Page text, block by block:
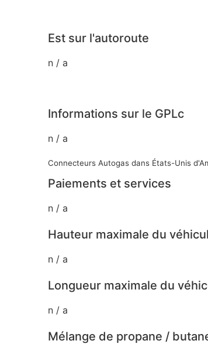
Est sur l'autoroute
n / a
Informations sur le GPLc
n / a
Connecteurs Autogas dans États-Unis
Paiements et services
n / a
Hauteur maximale du
n / a
Longueur maximale du
n / a
Mélange de propane /